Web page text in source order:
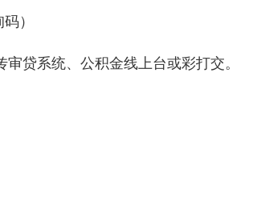
）
贷系统、公积金线上台或彩打交。